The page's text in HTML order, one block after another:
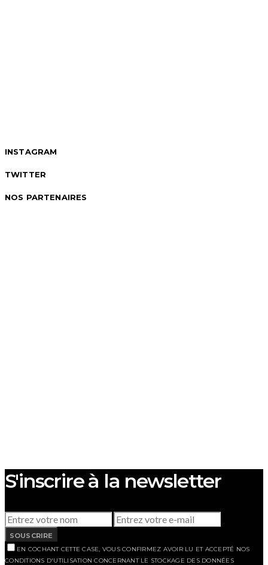
INSTAGRAM
TWITTER
NOS PARTENAIRES
S'inscrire à la newsletter
SOUSCRIRE
EN COCHANT CETTE CASE, VOUS CONFIRMEZ AVOIR LU ET ACCEPTÉ NOS
CONDITIONS D'UTILISATION CONCERNANT LE STOCKAGE DES DONNÉES